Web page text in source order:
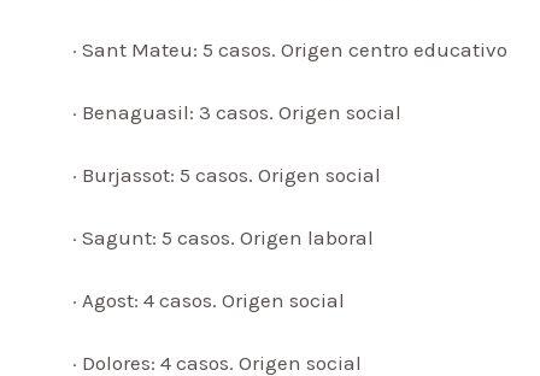
· Sant Mateu: 5 casos. Origen centro educativo
· Benaguasil: 3 casos. Origen social
· Burjassot: 5 casos. Origen social
· Sagunt: 5 casos. Origen laboral
· Agost: 4 casos. Origen social
· Dolores: 4 casos. Origen social